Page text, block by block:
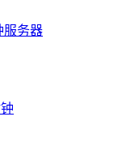
服务器